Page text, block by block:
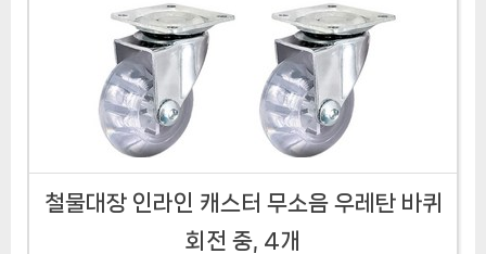
철물대장 인라인 캐스터 무소음 우레탄 바퀴
회전 중, 4개